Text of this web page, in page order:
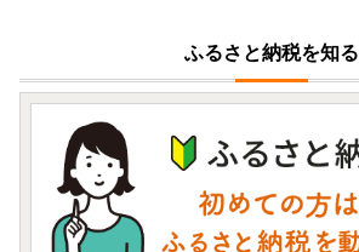
ふるさと納税を知る